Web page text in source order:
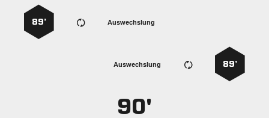
Auswechslung
89’
89’
Auswechslung
90'